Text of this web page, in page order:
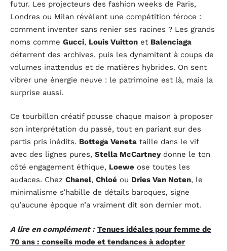
futur. Les projecteurs des fashion weeks de Paris,
Londres ou Milan révèlent une compétition féroce :
comment inventer sans renier ses racines ? Les grands
noms comme Gucci, Louis Vuitton et Balenciaga
déterrent des archives, puis les dynamitent à coups de
volumes inattendus et de matières hybrides. On sent
vibrer une énergie neuve : le patrimoine est là, mais la
surprise aussi.
Ce tourbillon créatif pousse chaque maison à proposer
son interprétation du passé, tout en pariant sur des
partis pris inédits. Bottega Veneta taille dans le vif
avec des lignes pures, Stella McCartneydonne le ton
côté engagement éthique, Loewe ose toutes les
audaces. Chez Chanel, Chloé ou Dries Van Noten, le
minimalisme s’habille de détails baroques, signe
qu’aucune époque n’a vraiment dit son dernier mot.
A lire en complément : Tenues idéales pour femme de
70 ans : conseils mode et tendances à adopter